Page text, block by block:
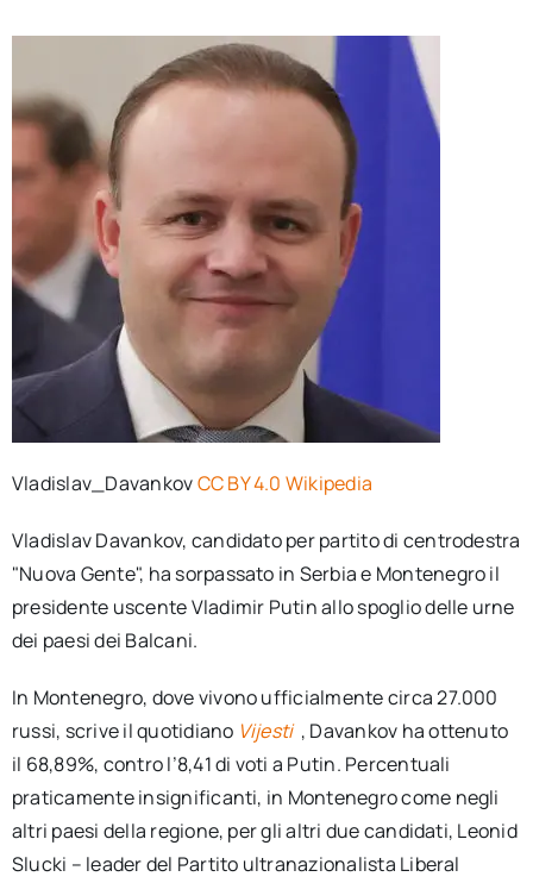
Vladislav_DavankovCC BY 4.0 Wikipedia
Vladislav Davankov, candidato per partito di centrodestra
"Nuova Gente", ha sorpassato in Serbia e Montenegro il
presidente uscente Vladimir Putin allo spoglio delle urne
dei paesi dei Balcani.
In Montenegro, dove vivono ufficialmente circa 27.000
russi, scrive il quotidiano Vijesti , Davankov ha ottenuto
il 68,89%, contro l’8,41 di voti a Putin. Percentuali
praticamente insignificanti, in Montenegro come negli
altri paesi della regione, per gli altri due candidati, Leonid
Slucki – leader del Partito ultranazionalista Liberal